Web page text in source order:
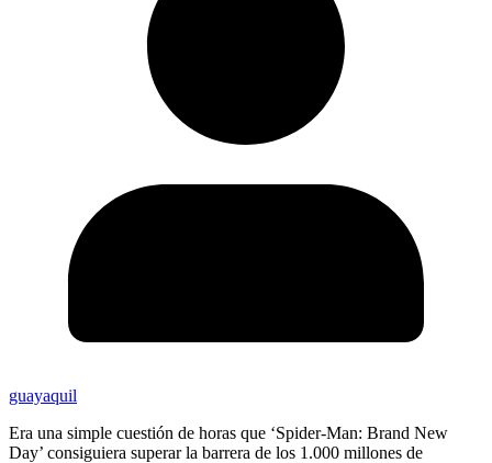
guayaquil
Era una simple cuestión de horas que ‘Spider-Man: Brand New
Day’ consiguiera superar la barrera de los 1.000 millones de